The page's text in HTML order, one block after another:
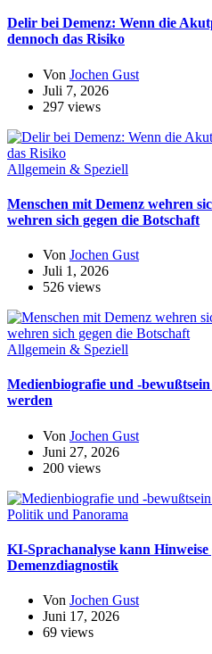
Delir bei Demenz: Wenn die
dennoch das Risiko
Von Jochen Gust
Juli 7, 2026
297 views
Allgemein & Speziell
Menschen mit Demenz wehren
wehren sich gegen die Botschaft
Von Jochen Gust
Juli 1, 2026
526 views
Allgemein & Speziell
Medienbiografie und -
werden
Von Jochen Gust
Juni 27, 2026
200 views
Politik und Panorama
KI-Sprachanalyse kann Hinweise
Demenzdiagnostik
Von Jochen Gust
Juni 17, 2026
69 views